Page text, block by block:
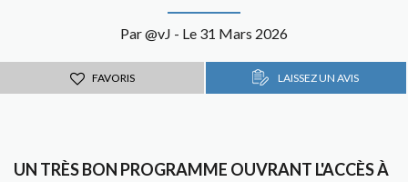
Par @vJ - Le 31 Mars 2026
FAVORIS LAISSEZ UN AVIS
UN TRÈS BON PROGRAMME OUVRANT L'ACCÈS À